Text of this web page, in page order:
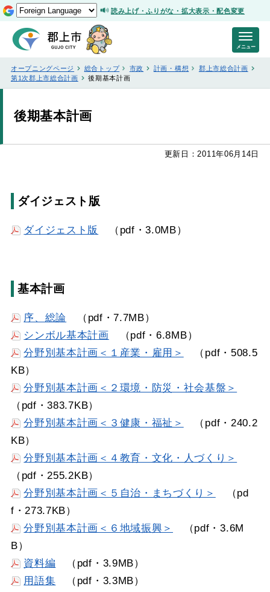
読み上げ・ふりがな・拡大表示・配色変更
オープニングページ 総合トップ 市政 計画・構想
郡上市総合計画
第1次郡上市総合計画
後期基本計画
後期基本計画
更新日：2011年06月14日
ダイジェスト版
ダイジェスト版 （pdf・3.0MB）
基本計画
序、総論
（pdf・7.7MB）
シンボル基本計画 （pdf・6.8MB）
分野別基本計画＜１産業・雇用＞
（pdf・508.5
KB）
分野別基本計画＜２環境・防災・社会基盤＞
（pdf・383.7KB）
分野別基本計画＜３健康・福祉＞
（pdf・240.2
KB）
分野別基本計画＜４教育・文化・人づくり＞
（pdf・255.2KB）
分野別基本計画＜５自治・まちづくり＞
（pd
f・273.7KB）
分野別基本計画＜６地域振興＞
（pdf・3.6M
B）
資料編 （pdf・3.9MB）
用語集 （pdf・3.3MB）
メニュー